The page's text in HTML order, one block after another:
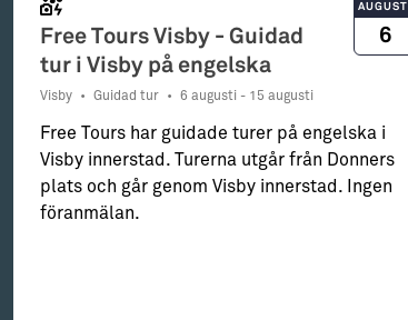
Free Tours Visby - Guidad
tur i Visby på engelska
Visby • Guidad tur • 6 augusti - 15 augusti
AUGUSTI
6
Free Tours har guidade turer på engelska i
Visby innerstad. Turerna utgår från Donners
plats och går genom Visby innerstad. Ingen
föranmälan.